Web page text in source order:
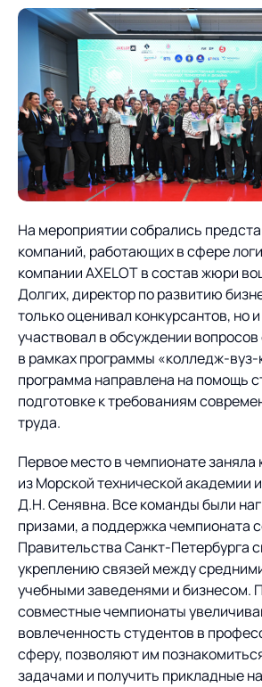
На мероприятии собрались
компаний, работающих в сфере
компании AXELOT в состав жюри
Долгих, директор по развитию
только оценивал конкурсантов, но
участвовал в обсуждении
в рамках программы «колледж-вуз-
программа направлена на помощь
подготовке к требованиям
труда.
Первое место в чемпионате
из Морской технической академии
Д.Н. Сенявна. Все команды были
призами, а поддержка чемпионата
Правительства Санкт-Петербурга
укреплению связей между
учебными заведенями и бизнесом.
совместные чемпионаты
вовлеченность студентов в
сферу, позволяют им
задачами и получить прикладные